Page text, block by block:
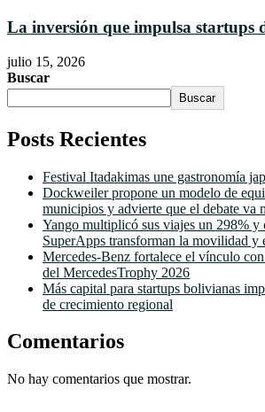
La inversión que impulsa startups
julio 15, 2026
Buscar
Buscar
Posts Recientes
Festival Itadakimas une gastronomía
Dockweiler propone un modelo de
municipios y advierte que el debate va
Yango multiplicó sus viajes un 298% y
SuperApps transforman la movilidad y
Mercedes-Benz fortalece el vínculo
del MercedesTrophy 2026
Más capital para startups bolivianas
de crecimiento regional
Comentarios
No hay comentarios que mostrar.